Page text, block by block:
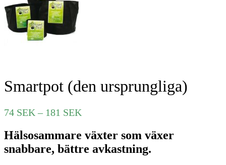
Smartpot (den ursprungliga)
74 SEK – 181 SEK
till
181 SEK
Hälsosammare växter som växer
snabbare, bättre avkastning.